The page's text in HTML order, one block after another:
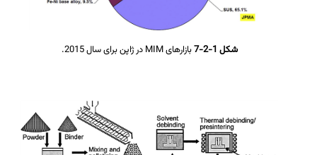
شکل 1-2-7 بازارهایMIMدر ژاپن برای سال 2015.